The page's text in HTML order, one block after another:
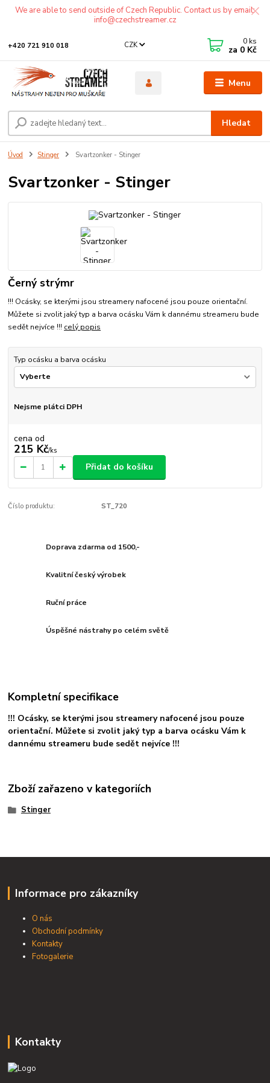
We are able to send outside of Czech Republic. Contact us by email:
info@czechstreamer.cz
Menu
CZK
Hledat
+420 721 910 018 0 ks
za 0 Kč
Úvod Stinger Svartzonker - Stinger
Svartzonker - Stinger
Černý strýmr
!!! Ocásky, se kterými jsou streamery nafocené jsou pouze orientační.
Můžete si zvolit jaký typ a barva ocásku Vám k dannému streameru bude
sedět nejvíce !!! celý popis
Typ ocásku a barva ocásku
Nejsme plátci DPH
cena od
215 Kč/ks
Přidat do košíku
Číslo produktu: ST_720
Doprava zdarma od 1500,-
Kvalitní český výrobek
Ruční práce
Úspěšné nástrahy po celém světě
Kompletní specifikace
!!! Ocásky, se kterými jsou streamery nafocené jsou pouze
orientační. Můžete si zvolit jaký typ a barva ocásku Vám k
dannému streameru bude sedět nejvíce !!!
Zboží zařazeno v kategoriích
Stinger
Informace pro zákazníky
O nás
Obchodní podmínky
Kontakty
Fotogalerie
Kontakty